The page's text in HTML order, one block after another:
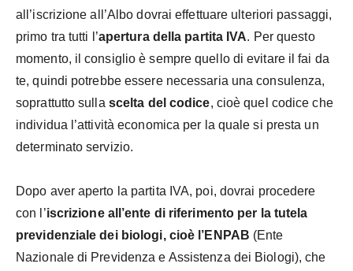
all’iscrizione all’Albo dovrai effettuare ulteriori passaggi,
primo tra tutti l’apertura della partita IVA. Per questo
momento, il consiglio è sempre quello di evitare il fai da
te, quindi potrebbe essere necessaria una consulenza,
soprattutto sulla scelta del codice, cioè quel codice che
individua l’attività economica per la quale si presta un
determinato servizio.
Dopo aver aperto la partita IVA, poi, dovrai procedere
con l’iscrizione all’ente di riferimento per la tutela
previdenziale dei biologi, cioè l’ENPAB (Ente
Nazionale di Previdenza e Assistenza dei Biologi), che